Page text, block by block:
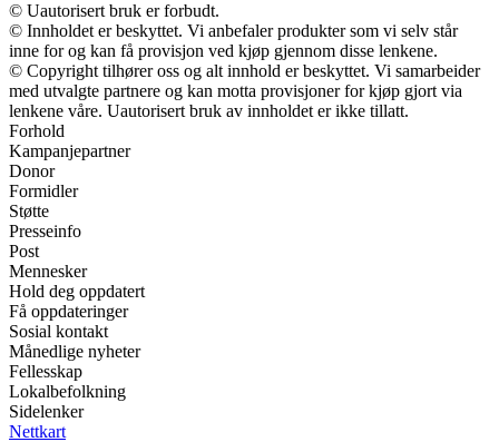
© Uautorisert bruk er forbudt.
© Innholdet er beskyttet. Vi anbefaler produkter som vi selv står
inne for og kan få provisjon ved kjøp gjennom disse lenkene.
© Copyright tilhører oss og alt innhold er beskyttet. Vi samarbeider
med utvalgte partnere og kan motta provisjoner for kjøp gjort via
lenkene våre. Uautorisert bruk av innholdet er ikke tillatt.
Forhold
Kampanjepartner
Donor
Formidler
Støtte
Presseinfo
Post
Mennesker
Hold deg oppdatert
Få oppdateringer
Sosial kontakt
Månedlige nyheter
Fellesskap
Lokalbefolkning
Sidelenker
Nettkart